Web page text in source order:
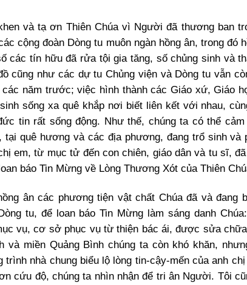
và tạ ơn Thiên Chúa vì Người đã thương ban
cộng đoàn Dòng tu muôn ngàn hồng ân, trong đó
các tín hữu đã rửa tội gia tăng, số chủng sinh và
cũng như các dự tu Chủng viện và Dòng tu vẫn
năm trước; việc hình thành các Giáo xứ, Giáo
sống xa quê khắp nơi biết liên kết với nhau,
tin rất sống động. Như thế, chúng ta có thể cảm
tại quê hương và các địa phương, đang trổ sinh và
em, từ mục tử đến con chiên, giáo dân và tu sĩ,
báo Tin Mừng về Lòng Thương Xót của Thiên
ân các phương tiện vật chất Chúa đã và đang
tu, để loan báo Tin Mừng làm sáng danh
vụ, cơ sở phục vụ từ thiện bác ái, được sửa
và miền Quảng Bình chúng ta còn khó khăn,
trình nhà chung biểu lộ lòng tin-cậy-mến của anh
cứu độ, chúng ta nhìn nhận để tri ân Người. Tôi